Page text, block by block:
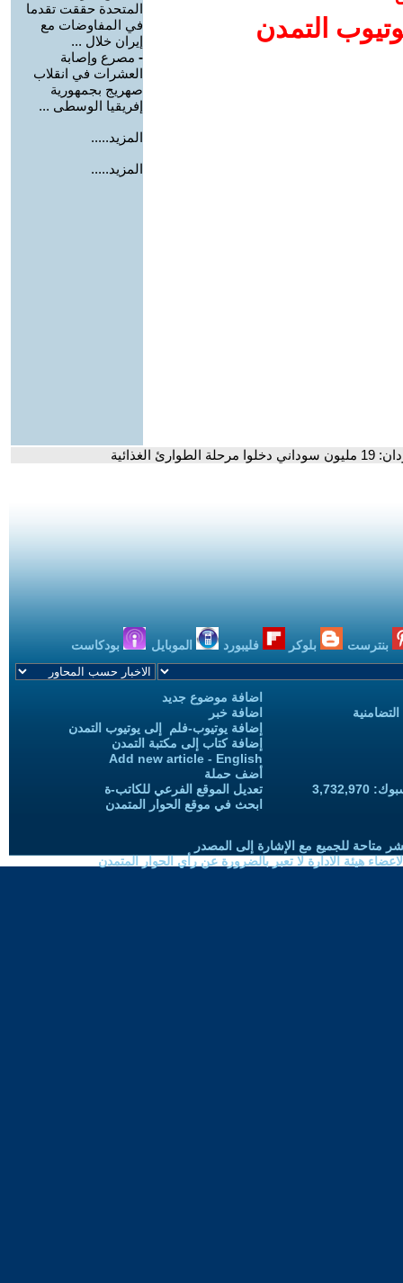
التمدن
المتحدة حققت تقدما
في المفاوضات مع
إيران خلال ...
- مصرع وإصابة
العشرات في انقلاب
صهريج بجمهورية
إفريقيا الوسطى ...
المزيد.....
المزيد.....
بنترست بلوكر فليبورد الموبايل بودكاست
اضافة موضوع جديد
اضافة خبر
إضافة يوتيوب-فلم إلى يوتيوب التمدن
إضافة كتاب إلى مكتبة التمدن
Add new article - English
أضف حملة
تعديل الموقع الفرعي للكاتب-ة
ابحث في موقع الحوار المتمدن
متاحة للجميع مع الإشارة إلى المصدر
هيئة الادارة لا تعبر بالضرورة عن رأي الحوار المتمدن